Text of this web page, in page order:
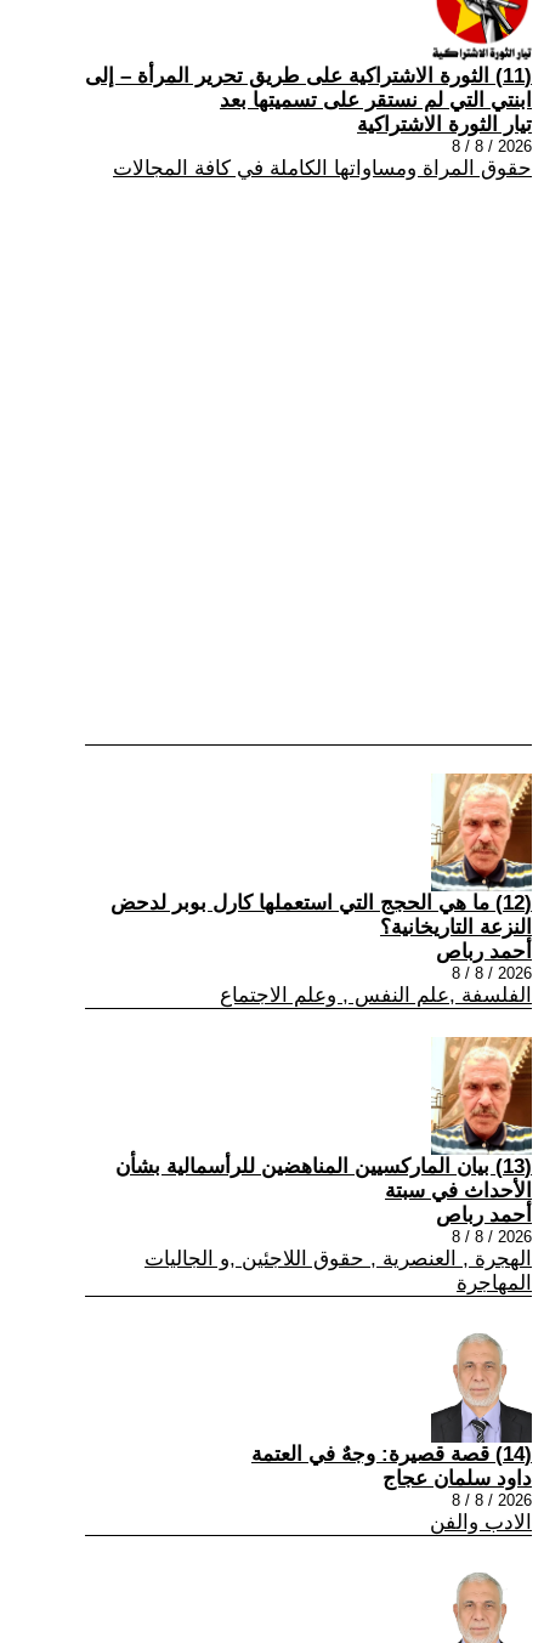
(11) الثورة الاشتراكية على طريق تحرير المرأة – إلى
ابنتي التي لم نستقر على تسميتها بعد
تيار الثورة الاشتراكية
2026 / 8 / 8
حقوق المراة ومساواتها الكاملة في كافة المجالات
(12) ما هي الحجج التي استعملها كارل بوبر لدحض
النزعة التاريخانية؟
أحمد رباص
2026 / 8 / 8
الفلسفة ,علم النفس , وعلم الاجتماع
(13) بيان الماركسيين المناهضين للرأسمالية بشأن
الأحداث في سبتة
أحمد رباص
2026 / 8 / 8
الهجرة , العنصرية , حقوق اللاجئين ,و الجاليات
المهاجرة
(14) قصة قصيرة: وجهٌ في العتمة
داود سلمان عجاج
2026 / 8 / 8
الادب والفن